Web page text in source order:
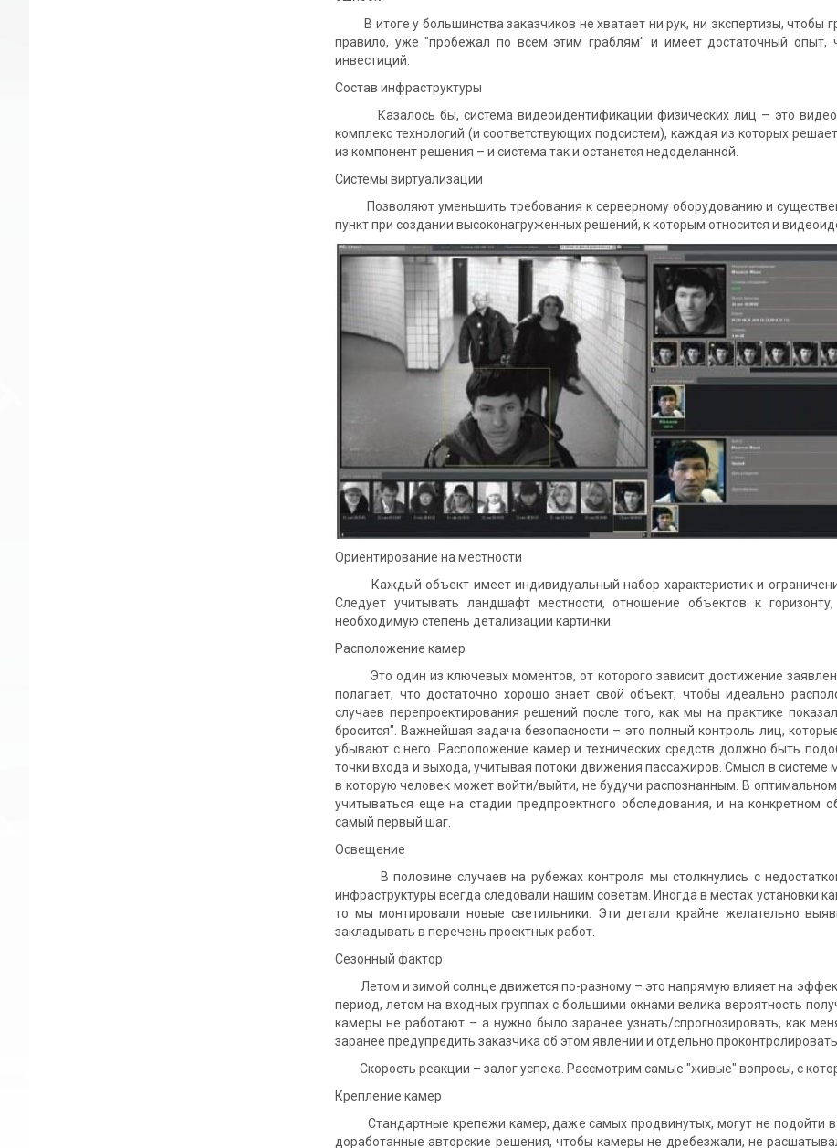
В итоге у большинства заказчиков не хватает ни рук, ни экспертизы, чтобы
правило, уже "пробежал по всем этим граблям" и имеет достаточный опыт,
инвестиций.
Состав инфраструктуры
Казалось бы, система видеоидентификации физических лиц – это
комплекс технологий (и соответствующих подсистем), каждая из которых
из компонент решения – и система так и останется недоделанной.
Системы виртуализации
Позволяют уменьшить требования к серверному оборудованию и
пункт при создании высоконагруженных решений, к которым относится и
Ориентирование на местности
Каждый объект имеет индивидуальный набор характеристик и
Следует учитывать ландшафт местности, отношение объектов к
необходимую степень детализации картинки.
Расположение камер
Это один из ключевых моментов, от которого зависит достижение
полагает, что достаточно хорошо знает свой объект, чтобы идеально
случаев перепроектирования решений после того, как мы на практике
бросится". Важнейшая задача безопасности – это полный контроль лиц,
убывают с него. Расположение камер и технических средств должно быть
точки входа и выхода, учитывая потоки движения пассажиров. Смысл в системе
в которую человек может войти/выйти, не будучи распознанным. В
учитываться еще на стадии предпроектного обследования, и на конкретном
самый первый шаг.
Освещение
В половине случаев на рубежах контроля мы столкнулись с недостатком
инфраструктуры всегда следовали нашим советам. Иногда в местах установки
то мы монтировали новые светильники. Эти детали крайне желательно
закладывать в перечень проектных работ.
Сезонный фактор
Летом и зимой солнце движется по-разному – это напрямую влияет на
период, летом на входных группах с большими окнами велика вероятность
камеры не работают – а нужно было заранее узнать/спрогнозировать, как
заранее предупредить заказчика об этом явлении и отдельно
Скорость реакции – залог успеха. Рассмотрим самые "живые" вопросы, с
Крепление камер
Стандартные крепежи камер, даже самых продвинутых, могут не подойти в
доработанные авторские решения, чтобы камеры не дребезжали, не